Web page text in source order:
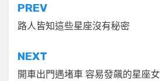
文
章
導
覽
PREV
路人皆知這些星座沒有秘密
NEXT
開車出門遇堵車 容易發飆的星座女